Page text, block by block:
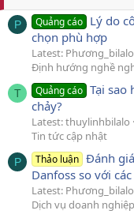
P Quảng cáo Lý do
chọn phù hợp
Latest: Phương_bilalo
Định hướng nghề
T Quảng cáo Tại sao
chảy?
Latest: thuylinhbilalo
Tin tức cập nhật
P Thảo luận Đánh
Danfoss so với
Latest: Phương_bilalo
Dịch vụ doanh